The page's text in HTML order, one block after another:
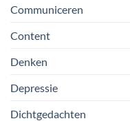
Communiceren
Content
Denken
Depressie
Dichtgedachten